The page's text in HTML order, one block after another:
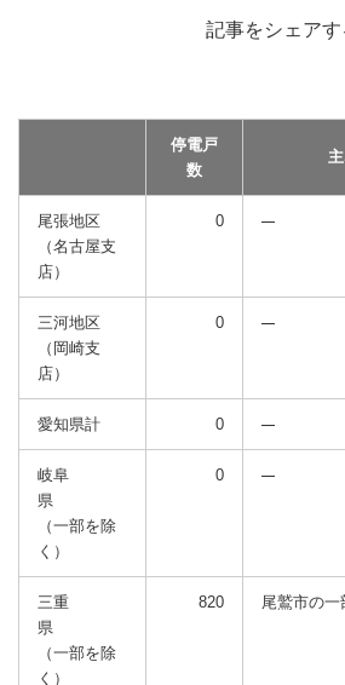
記事をシェアす
停電戸
数
尾張地区
（名古屋支
店）
0
三河地区
（岡崎支
店）
0
愛知県計 0
岐阜
県
（一部を除
く）
0
三重
県
（一部を除
く）
820 尾鷲市の一